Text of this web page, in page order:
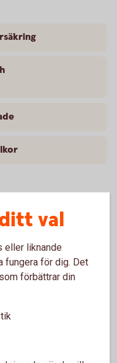
val
eller liknande
fungera för dig. Det
förbättrar din